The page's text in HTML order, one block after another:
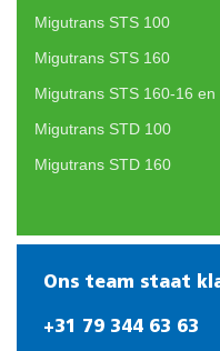
Migutrans STS 100
Migutrans STS 160
Migutrans STS 160-16 en
Migutrans STD 100
Migutrans STD 160
Ons team staat
+31 79 344 63 63